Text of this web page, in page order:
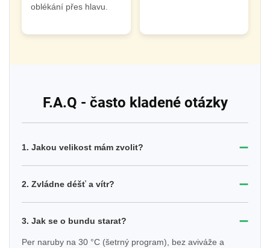
oblékání přes hlavu.
F.A.Q - často kladené otázky
1. Jakou velikost mám zvolit? ➖
2. Zvládne déšť a vítr? ➖
3. Jak se o bundu starat? ➖
Per naruby na 30 °C (šetrný program), bez aviváže a